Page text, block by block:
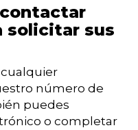
solicitar sus
número de
puedes
o completar